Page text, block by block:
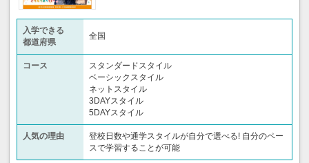
入学できる
都道府県
全国
コース
スタンダードスタイル
ベーシックスタイル
ネットスタイル
3DAYスタイル
5DAYスタイル
人気の理由
登校日数や通学スタイルが自分で選べる! 自分のペー
スで学習することが可能